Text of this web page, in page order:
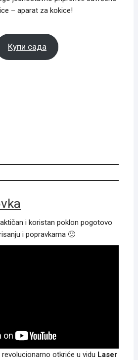
– aparat za kokice!
Купи сада
i koristan poklon pogotovo
i popravkama 🙂
otkriće u vidu Laser